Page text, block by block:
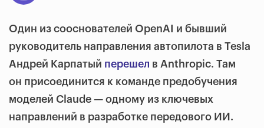
Один из сооснователей OpenAI и бывший
руководитель направления автопилота в Tesla
Андрей Карпатый перешел в Anthropic. Там
он присоединится к команде предобучения
моделей Claude — одному из ключевых
направлений в разработке передового ИИ.